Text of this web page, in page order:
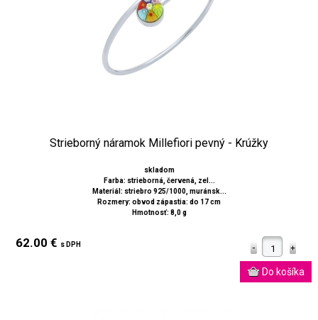
Strieborný náramok Millefiori pevný - Krúžky
skladom
Farba: strieborná, červená, zel...
Materiál: striebro 925/1000, muránsk...
Rozmery: obvod zápastia: do 17 cm
Hmotnosť: 8,0 g
62.00 € s DPH